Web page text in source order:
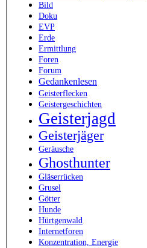
Bild
Doku
EVP
Erde
Ermittlung
Foren
Forum
Gedankenlesen
Geisterflecken
Geistergeschichten
Geisterjagd
Geisterjäger
Geräusche
Ghosthunter
Gläserrücken
Grusel
Götter
Hunde
Hürtgenwald
Internetforen
Konzentration, Energie